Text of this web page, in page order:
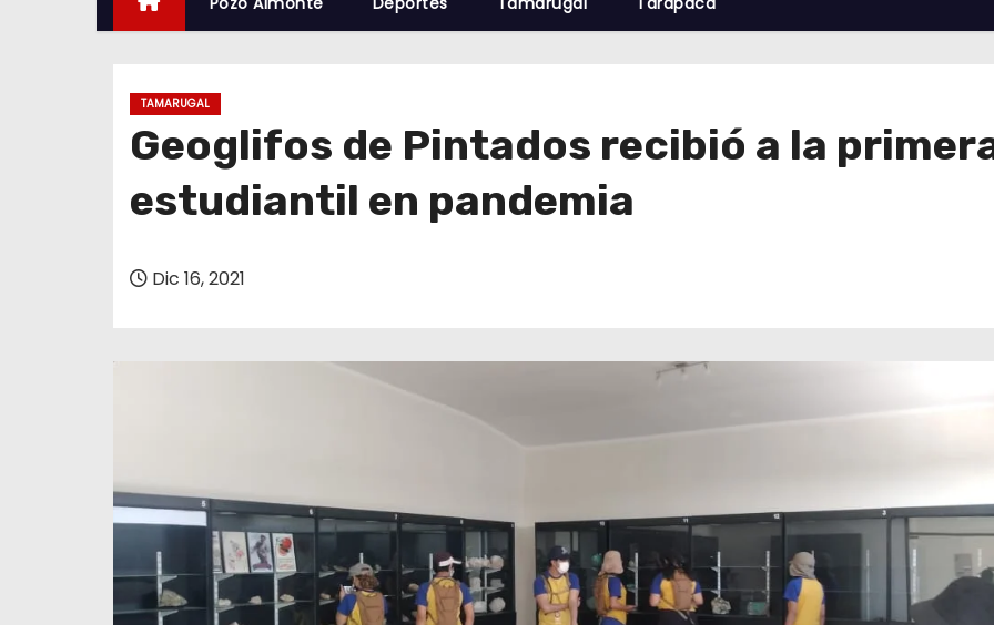
TAMARUGAL
Geoglifos de Pintados recibió a la
estudiantil en pandemia
Dic 16, 2021